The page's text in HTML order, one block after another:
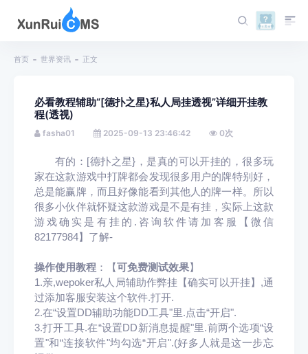
首页 世界资讯 正文
必看教程辅助“[德扑之星}私人局挂透视”详细开挂教
程(透视)
fasha01 2025-09-13 23:46:42 0次
有的：[德扑之星}，是真的可以开挂的，很多玩
家在这款游戏中打牌都会发现很多用户的牌特别好，
总是能赢牌，而且好像能看到其他人的牌一样。所以
很多小伙伴就怀疑这款游戏是不是有挂，实际上这款
游戏确实是有挂的.咨询软件请加客服【 微信
82177984】了解-
操作使用教程 ：【可免费测试效果】
1.亲,wepoker私人局辅助作弊挂【确实可以开挂】,通
过添加客服安装这个软件.打开.
2.在“设置DD辅助功能DD工具"里.点击“开启".
3.打开工具.在“设置DD新消息提醒"里.前两个选项“设
置"和“连接软件"均勾选“开启".(好多人就是这一步忘